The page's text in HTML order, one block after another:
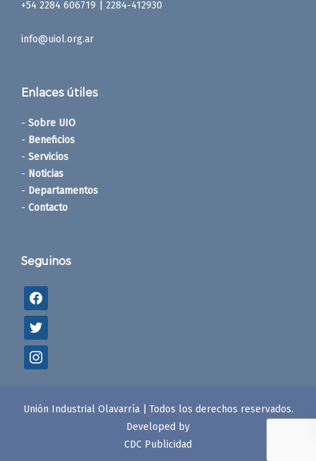
+54 2284 606719 | 2284-412930
info@uiol.org.ar
Enlaces útiles
- Sobre UIO
- Beneficios
- Servicios
- Noticias
- Departamentos
- Contacto
Seguinos
Unión Industrial Olavarría | Todos los derechos reservados.
Developed by
CDC Publicidad